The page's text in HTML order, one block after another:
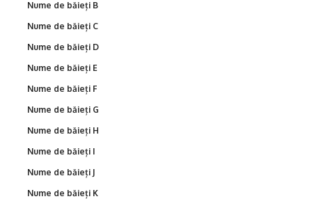
Nume de băieți B
Nume de băieți C
Nume de băieți D
Nume de băieți E
Nume de băieți F
Nume de băieți G
Nume de băieți H
Nume de băieți I
Nume de băieți J
Nume de băieți K